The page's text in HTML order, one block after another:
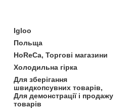
Igloo
Польща
HoReCa, Торгові магазини
Холодильна гірка
Для зберігання
швидкопсувних товарів,
Для демонстрації і продажу
товарів